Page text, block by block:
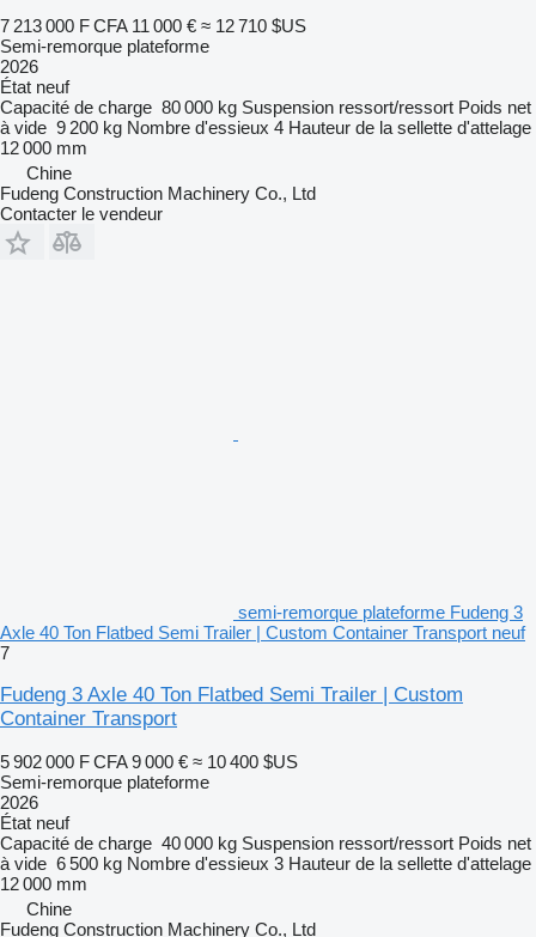
7 213 000 F CFA 11 000 € ≈ 12 710 $US
Semi-remorque plateforme
2026
État neuf
Capacité de charge 80 000 kg Suspension ressort/ressort Poids net
à vide 9 200 kg Nombre d'essieux 4 Hauteur de la sellette d'attelage
12 000 mm
Chine
Fudeng Construction Machinery Co., Ltd
Contacter le vendeur
semi-remorque plateforme Fudeng 3
Axle 40 Ton Flatbed Semi Trailer | Custom Container Transport neuf
7
Fudeng 3 Axle 40 Ton Flatbed Semi Trailer | Custom
Container Transport
5 902 000 F CFA 9 000 € ≈ 10 400 $US
Semi-remorque plateforme
2026
État neuf
Capacité de charge 40 000 kg Suspension ressort/ressort Poids net
à vide 6 500 kg Nombre d'essieux 3 Hauteur de la sellette d'attelage
12 000 mm
Chine
Fudeng Construction Machinery Co., Ltd